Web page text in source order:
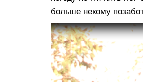
больше некому